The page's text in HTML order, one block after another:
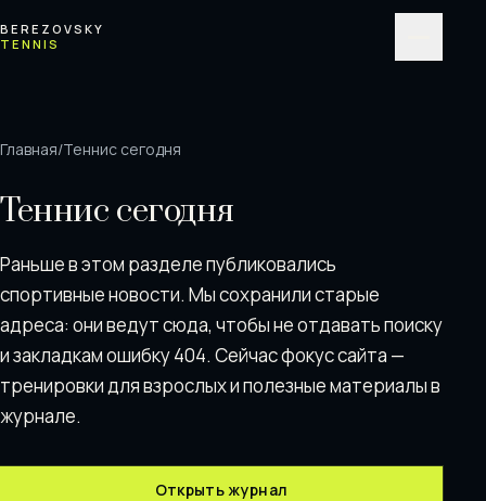
BEREZOVSKY
TENNIS
Главная/Теннис сегодня
Теннис сегодня
Раньше в этом разделе публиковались
спортивные новости. Мы сохранили старые
адреса: они ведут сюда, чтобы не отдавать поискy
и закладкам ошибку 404. Сейчас фокус сайта —
тренировки для взрослых и полезные материалы в
журнале.
Открыть журнал